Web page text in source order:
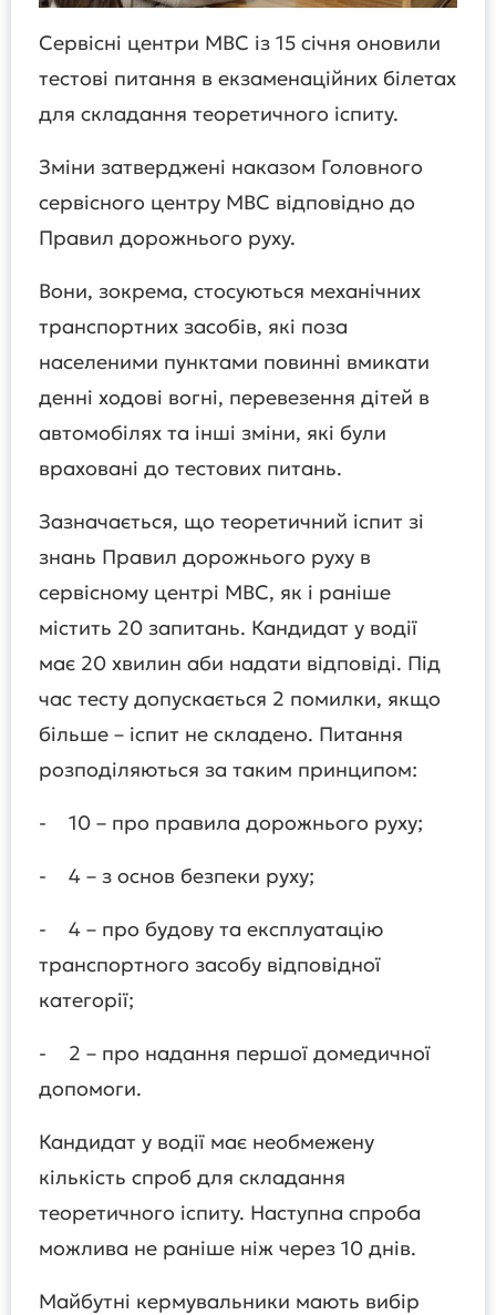
Сервісні центри МВС із 15 січня оновили
тестові питання в екзаменаційних білетах
для складання теоретичного іспиту.
Зміни затверджені наказом Головного
сервісного центру МВС відповідно до
Правил дорожнього руху.
Вони, зокрема, стосуються механічних
транспортних засобів, які поза
населеними пунктами повинні вмикати
денні ходові вогні, перевезення дітей в
автомобілях та інші зміни, які були
враховані до тестових питань.
Зазначається, що теоретичний іспит зі
знань Правил дорожнього руху в
сервісному центрі МВС, як і раніше
містить 20 запитань. Кандидат у водії
має 20 хвилин аби надати відповіді. Під
час тесту допускається 2 помилки, якщо
більше – іспит не складено. Питання
розподіляються за таким принципом:
- 10 – про правила дорожнього руху;
- 4 – з основ безпеки руху;
- 4 – про будову та експлуатацію
транспортного засобу відповідної
категорії;
- 2 – про надання першої домедичної
допомоги.
Кандидат у водії має необмежену
кількість спроб для складання
теоретичного іспиту. Наступна спроба
можлива не раніше ніж через 10 днів.
Майбутні кермувальники мають вибір